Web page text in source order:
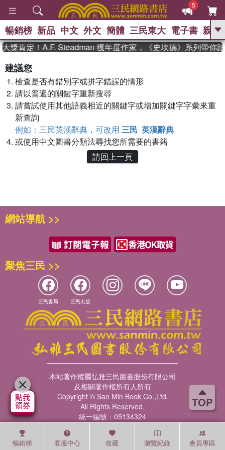
TOP
5
GO
史是一群喵 、
獎 臺灣漫遊錄
登輝時代 、 數學女孩：黎曼猜想 、
暢銷榜 新品 中文 外文 簡體 三民東大 電子書 親子
獎肯定！A.F. Steadman 獲年度作家，《史坎德》系列帶你
建議您
檢查是否有錯別字或拼字錯誤的情形
請以普遍的關鍵字重新搜尋
請嘗試使用其他語義相近的關鍵字或增加關鍵字字彙來重
新查詢
例如：三民英漢辭典，可改用 三民 英漢辭典
或使用中文圖書分類法尋找您所需要的書籍
請回上一頁
暢銷榜 客服中心 收藏 瀏覽紀錄 會員專區
網站導航 >>
聚焦三民 >>
三民書局 三民出版
本站著作權屬弘雅三民圖書股份有限公司
及相關著作權所有人所有
Copyright © San Min Book Co.,Ltd.
All Rights Reserved.
統一編號：05134324